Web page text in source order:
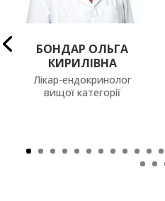
БОНДАР ОЛЬГА
КИРИЛІВНА
Лікар-ендокринолог
вищої категорії